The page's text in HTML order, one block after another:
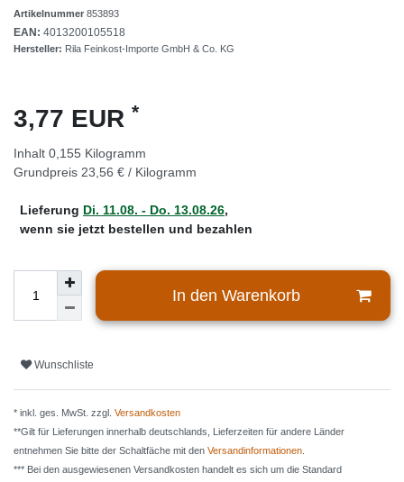
Artikelnummer 853893
EAN: 4013200105518
Hersteller: Rila Feinkost-Importe GmbH & Co. KG
3,77 EUR *
Inhalt 0,155 Kilogramm
Grundpreis 23,56 € / Kilogramm
Lieferung Di. 11.08. - Do. 13.08.26,
wenn sie jetzt bestellen und bezahlen
In den Warenkorb
Wunschliste
* inkl. ges. MwSt. zzgl. Versandkosten
**Gilt für Lieferungen innerhalb deutschlands, Lieferzeiten für andere Länder
entnehmen Sie bitte der Schaltfäche mit den Versandinformationen
*** Bei den ausgewiesenen Versandkosten handelt es sich um die Standard